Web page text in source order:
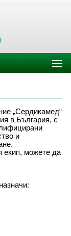
„Сердикамед“
в България, с
и
екип, можете да